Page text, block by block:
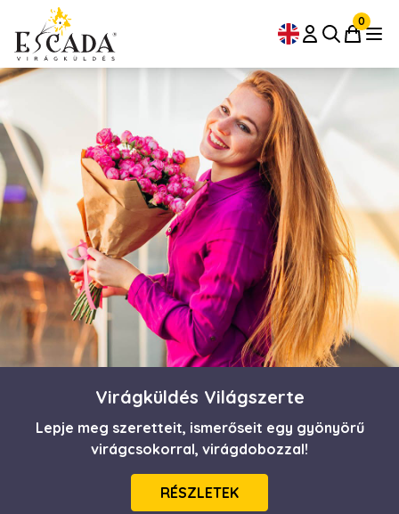
0
Virágküldés Világszerte
Lepje meg szeretteit, ismerőseit egy gyönyörű
virágcsokorral, virágdobozzal!
RÉSZLETEK